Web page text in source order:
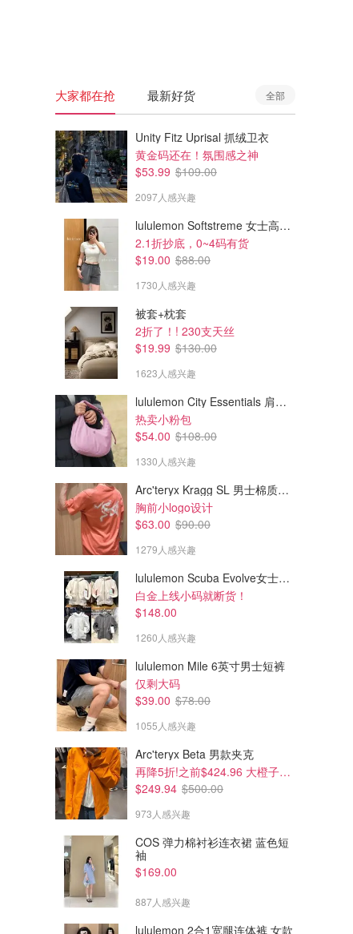
$81.00
YSL Beauty 恒久持妆粉底液
6折+4倍积分 免费当日送达 超多色号可选！
128人感兴趣
$50.40 $56.00
YSL Beauty 恒久遮瑕膏
国内￥400 持久扒脸不位移
YSL Beauty.ca
大家都在抢 最新好货 全部
Unity Fitz Uprisal 抓绒卫衣
黄金码还在！氛围感之神
$53.99 $109.00
2097人感兴趣
lululemon Softstreme 女士高腰短裤 10cm
2.1折抄底，0~4码有货
$19.00 $88.00
1730人感兴趣
被套+枕套
2折了！! 230支天丝
$19.99 $130.00
1623人感兴趣
lululemon City Essentials 肩背包 4L
热卖小粉包
$54.00 $108.00
1330人感兴趣
Arc'teryx Kragg SL 男士棉质短袖T恤
胸前小logo设计
$63.00 $90.00
1279人感兴趣
lululemon Scuba Evolve女士连帽卫衣 全拉链
白金上线小码就断货！
$148.00
1260人感兴趣
lululemon Mile 6英寸男士短裤
仅剩大码
$39.00 $78.00
1055人感兴趣
Arc'teryx Beta 男款夹克
再降5折!之前$424.96 大橙子好显白 蹲补
$249.94 $500.00
973人感兴趣
COS 弹力棉衬衫连衣裙 蓝色短
袖
$169.00
887人感兴趣
lululemon 2合1宽腿连体裤 女款